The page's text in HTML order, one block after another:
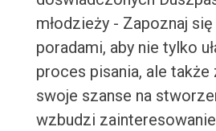
młodzieży - Zapoznaj
poradami, aby nie tylko
proces pisania, ale
swoje szanse na
wzbudzi